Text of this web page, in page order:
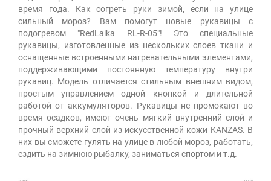
время года. Как согреть руки зимой, если на улице
сильный мороз? Вам помогут новые рукавицы с
подогревом "RedLaika RL-R-05"! Это специальные
рукавицы, изготовленные из нескольких слоев ткани и
оснащенные встроенными нагревательными элементами,
поддерживающими постоянную температуру внутри
рукавиц. Модель отличается стильным внешним видом,
простым управлением одной кнопкой и длительной
работой от аккумуляторов. Рукавицы не промокают во
время осадков, имеют очень мягкий внутренний слой и
прочный верхний слой из искусственной кожи KANZAS. В
них вы сможете гулять на улице в любой мороз, работать,
ездить на зимнюю рыбалку, заниматься спортом и т.д.